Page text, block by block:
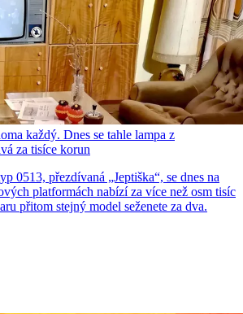
každý. Dnes se tahle lampa z
za tisíce korun
0513, přezdívaná „Jeptiška“, se dnes na
platformách nabízí za více než osm tisíc
přitom stejný model seženete za dva.